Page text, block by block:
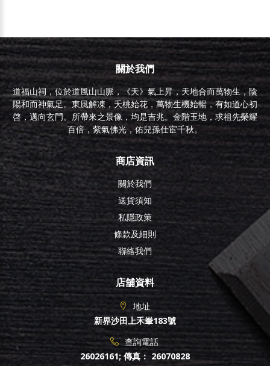
關於我們
道福山祠，位於道風山山脈，《天》氣上昇，天地合而萬物生，陰
陽和而神氣足。東風解凍，夭桃始花，萬物生機始暢，有如道心初
啓，邁向玄門。所帶來之景像，均是吉兆。金階玉地，求祖先榮耀
百倍，紫氣佛光，佑兒孫仕宦千秋。
商店資訊
關於我們
送貨須知
私隱政策
條款及細則
聯絡我們
店舖資料
地址
新界沙田上禾輋183號
查詢電話
26026161;傳真： 26070828